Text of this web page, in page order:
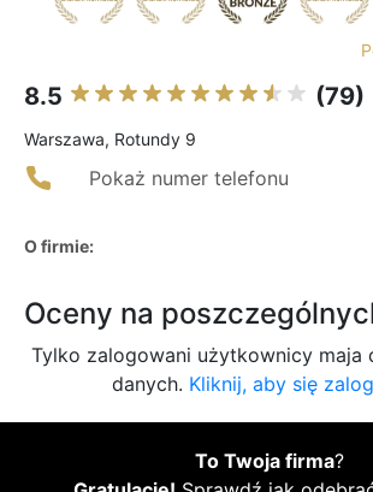
8.5 (79)
Warszawa, Rotundy 9
Pokaż numer telefonu
O firmie:
Oceny na
Tylko zalogowani użytkownicy maja
danych. Kliknij, aby się
To Twoja firma?